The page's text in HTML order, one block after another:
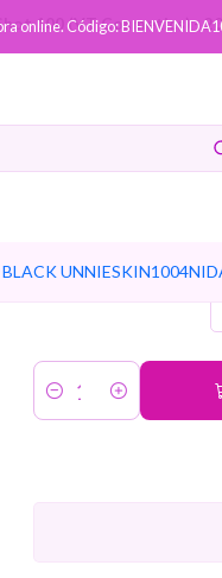
BLACK UNNIESKIN1004
online. Código:
100 (VT Cosmetics) -
Reedle
o
Cantidad